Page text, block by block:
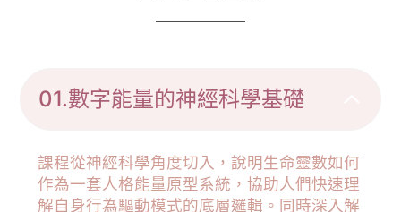
01.數字能量的神經科學基礎
課程從神經科學角度切入，說明生命靈數如何
作為一套人格能量原型系統，協助人們快速理
解自身行為驅動模式的底層邏輯。同時深入解